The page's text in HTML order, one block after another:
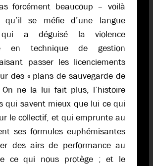
forcément beaucoup – voilà
qu’il se méfie d’une langue
qui a déguisé la violence
en technique de gestion
passer les licenciements
des « plans de sauvegarde de
On ne la lui fait plus, l’histoire
qui savent mieux que lui ce qui
le collectif, et qui emprunte au
ses formules euphémisantes
des airs de performance au
ce qui nous protège ; et le